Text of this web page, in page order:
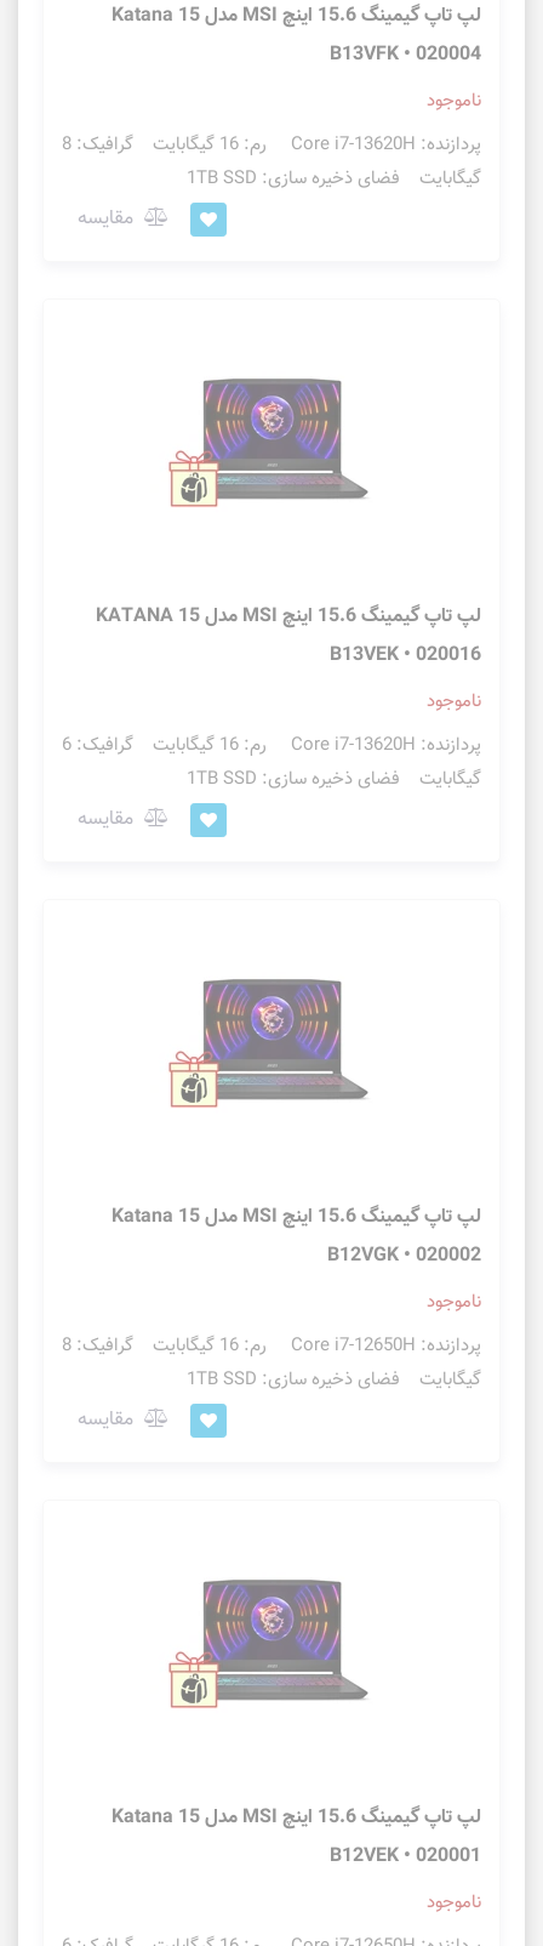
لپ تاپ گیمینگ 15.6 اینچ MSI مدل Katana 15
B13VFK • 020004
ناموجود
پردازنده: Core i7-13620H رم: 16 گیگابایت گرافیک: 8
گیگابایت فضای ذخیره سازی: 1TB SSD
مقایسه
لپ تاپ گیمینگ 15.6 اینچ MSI مدل KATANA 15
B13VEK • 020016
ناموجود
پردازنده: Core i7-13620H رم: 16 گیگابایت گرافیک: 6
گیگابایت فضای ذخیره سازی: 1TB SSD
مقایسه
لپ تاپ گیمینگ 15.6 اینچ MSI مدل Katana 15
B12VGK • 020002
ناموجود
پردازنده: Core i7-12650H رم: 16 گیگابایت گرافیک: 8
گیگابایت فضای ذخیره سازی: 1TB SSD
مقایسه
لپ تاپ گیمینگ 15.6 اینچ MSI مدل Katana 15
B12VEK • 020001
ناموجود